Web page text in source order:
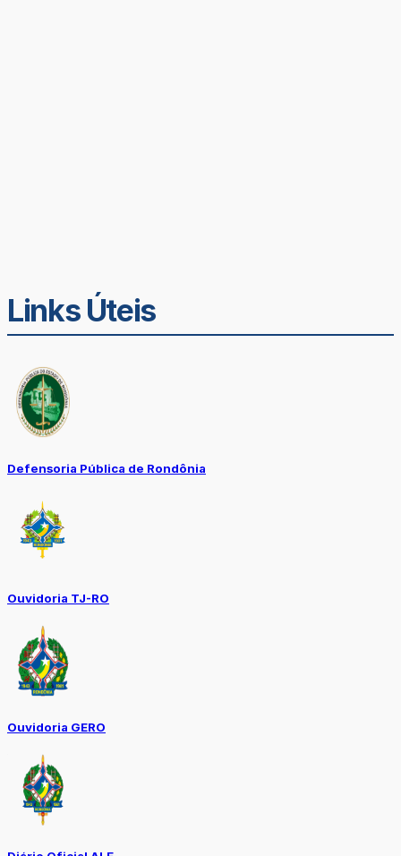
Links Úteis
Defensoria Pública de Rondônia
Ouvidoria TJ-RO
Ouvidoria GERO